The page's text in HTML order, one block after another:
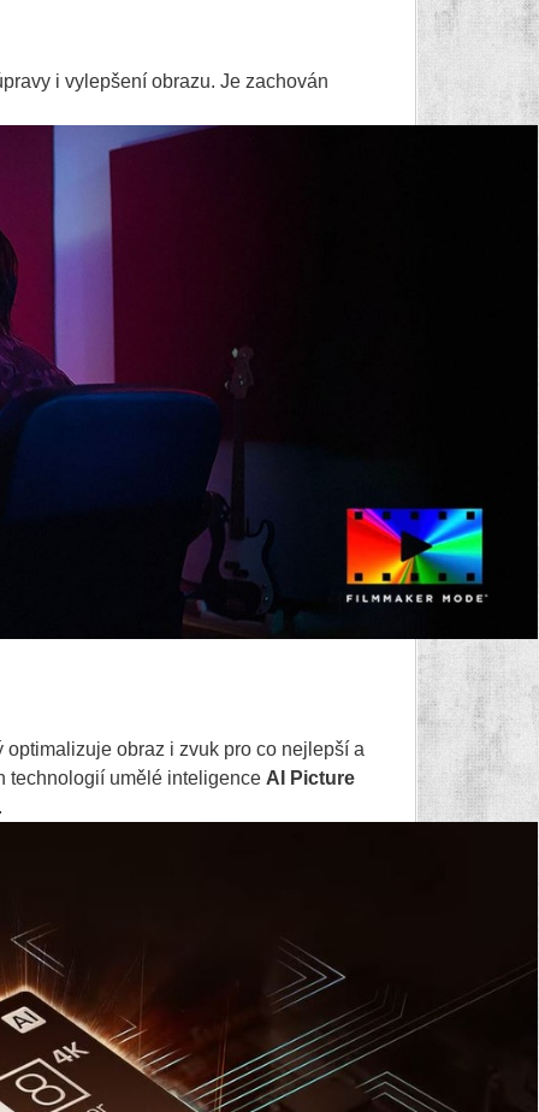
i vylepšení obrazu. Je zachován
optimalizuje obraz i zvuk pro co nejlepší a
technologií umělé inteligence AI Picture